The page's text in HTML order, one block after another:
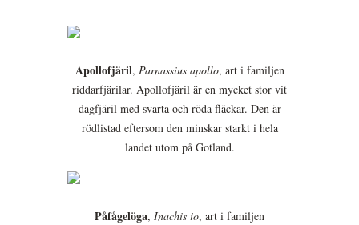
Apollofjäril, Parnassius apollo, art i familjen
riddarfjärilar. Apollofjäril är en mycket stor vit
dagfjäril med svarta och röda fläckar. Den är
rödlistad eftersom den minskar starkt i hela
landet utom på Gotland.
Påfågelöga, Inachis io, art i familjen